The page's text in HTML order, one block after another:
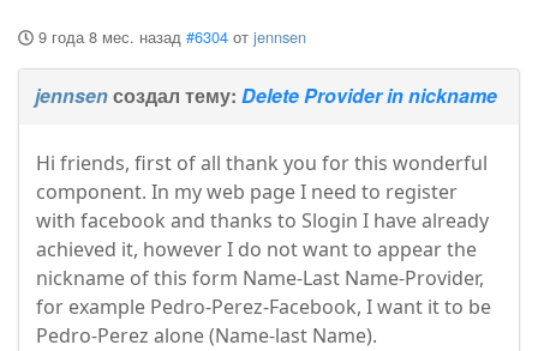
9 года 8 мес. назад #6304 от jennsen
jennsenсоздал тему: Delete Provider in nickname
Hi friends, first of all thank you for this wonderful
component. In my web page I need to register
with facebook and thanks to Slogin I have already
achieved it, however I do not want to appear the
nickname of this form Name-Last Name-Provider,
for example Pedro-Perez-Facebook, I want it to be
Pedro-Perez alone (Name-last Name).